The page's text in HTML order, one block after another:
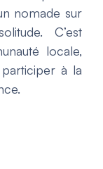
nomade sur
C’est
locale,
à la